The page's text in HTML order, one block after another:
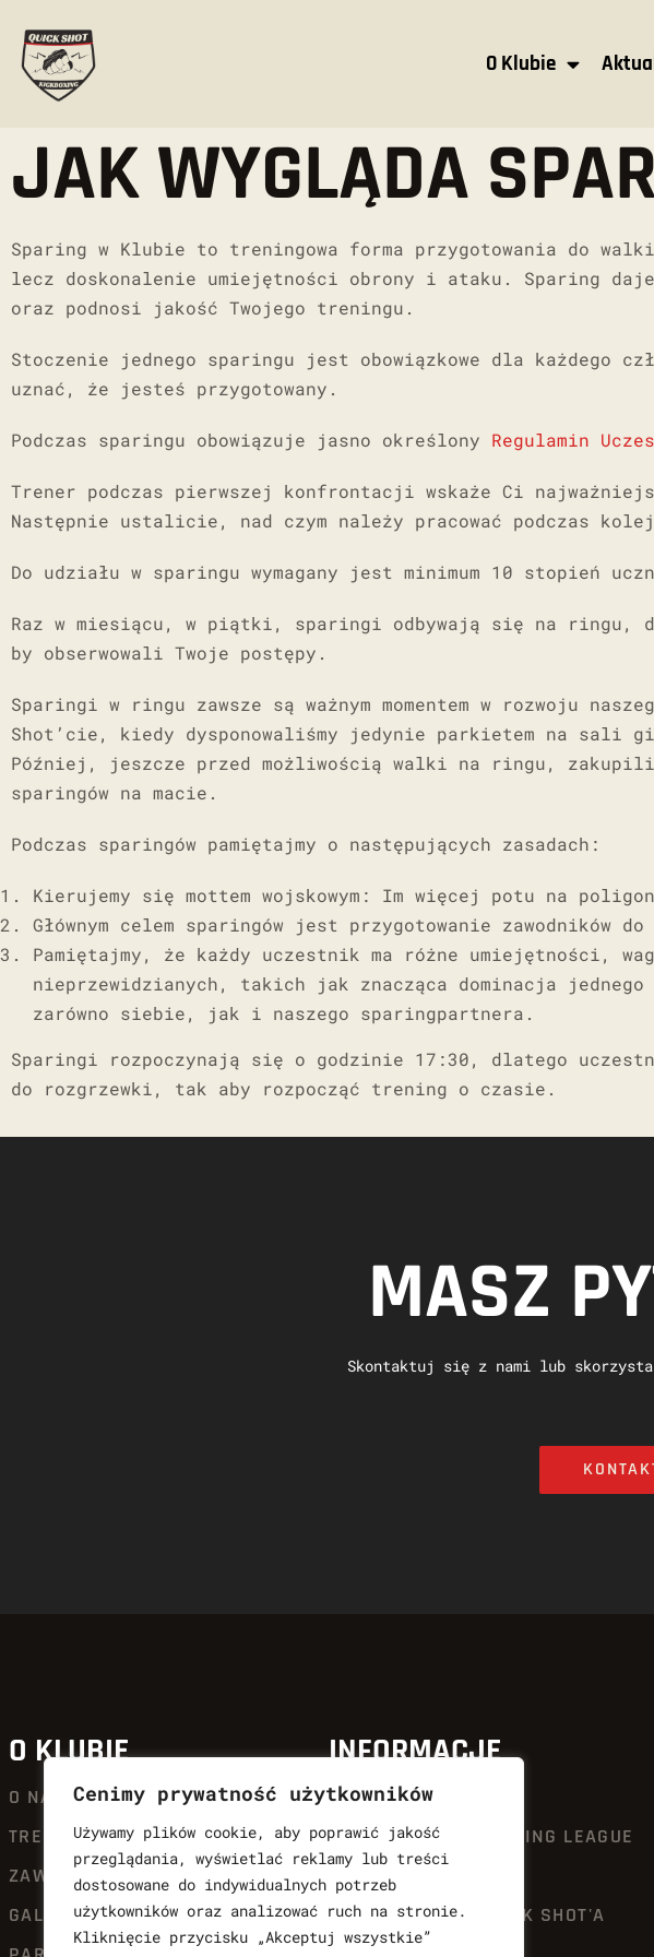
Cenimy prywatność użytkowników
Używamy plików cookie, aby poprawić jakość
przeglądania, wyświetlać reklamy lub treści
dostosowane do indywidualnych potrzeb
użytkowników oraz analizować ruch na stronie.
Kliknięcie przycisku „Akceptuj wszystkie”
O Klubie
JAK WYGLĄDA
Sparing w Klubie to treningowa forma przygotowania do
lecz doskonalenie umiejętności obrony i ataku. Sparing
oraz podnosi jakość Twojego treningu.
Stoczenie jednego sparingu jest obowiązkowe dla każdego
uznać, że jesteś przygotowany.
Podczas sparingu obowiązuje jasno określony Regulamin
Trener podczas pierwszej konfrontacji wskaże Ci
Następnie ustalicie, nad czym należy pracować podczas
Do udziału w sparingu wymagany jest minimum 10 stopień
Raz w miesiącu, w piątki, sparingi odbywają się na ringu,
by obserwowali Twoje postępy.
Sparingi w ringu zawsze są ważnym momentem w rozwoju
Shot’cie, kiedy dysponowaliśmy jedynie parkietem na sali
Później, jeszcze przed możliwością walki na ringu,
sparingów na macie.
Podczas sparingów pamiętajmy o następujących zasadach:
Kierujemy się mottem wojskowym: Im więcej potu na
Głównym celem sparingów jest przygotowanie zawodników do
Pamiętajmy, że każdy uczestnik ma różne umiejętności,
nieprzewidzianych, takich jak znacząca dominacja
zarówno siebie, jak i naszego sparingpartnera.
Sparingi rozpoczynają się o godzinie 17:30, dlatego
do rozgrzewki, tak aby rozpocząć trening o czasie.
MASZ
Skontaktuj się z nami lub
O KLUBIE
O NAS
TRENERZY
ZAWODNICY
GALERIA SŁAW
INFORMACJE
AKTUALNOŚCI
QUICK SHOT KICKBOXING LEAGUE
OFERTA
DLA CZŁONKÓW QUICK SHOT'A